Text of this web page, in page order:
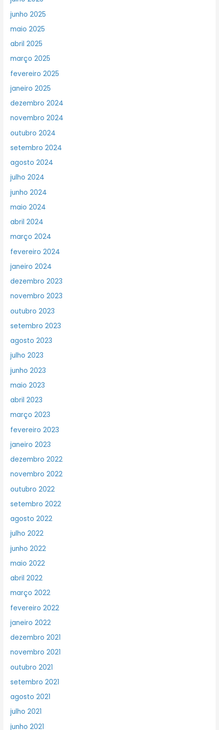
junho 2025
maio 2025
abril 2025
março 2025
fevereiro 2025
janeiro 2025
dezembro 2024
novembro 2024
outubro 2024
setembro 2024
agosto 2024
julho 2024
junho 2024
maio 2024
abril 2024
março 2024
fevereiro 2024
janeiro 2024
dezembro 2023
novembro 2023
outubro 2023
setembro 2023
agosto 2023
julho 2023
junho 2023
maio 2023
abril 2023
março 2023
fevereiro 2023
janeiro 2023
dezembro 2022
novembro 2022
outubro 2022
setembro 2022
agosto 2022
julho 2022
junho 2022
maio 2022
abril 2022
março 2022
fevereiro 2022
janeiro 2022
dezembro 2021
novembro 2021
outubro 2021
setembro 2021
agosto 2021
julho 2021
junho 2021